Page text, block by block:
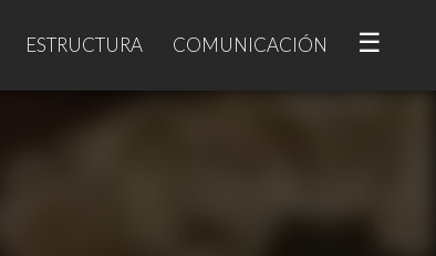
ESTRUCTURA COMUNICACIÓN ☰